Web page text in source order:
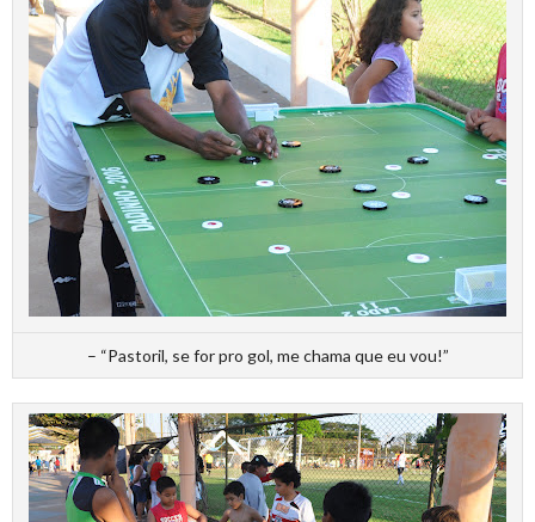
– “Pastoril, se for pro gol, me chama que eu vou!”